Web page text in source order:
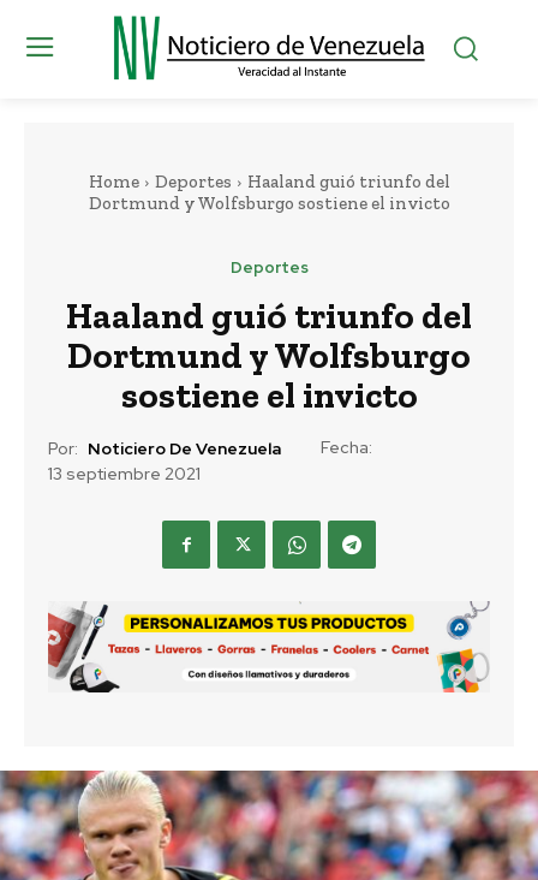
Home Deportes
Haaland guió triunfo del
Dortmund y Wolfsburgo sostiene el invicto
Deportes
Haaland guió triunfo del
Dortmund y Wolfsburgo
sostiene el invicto
Por: Noticiero De Venezuela
Fecha:
13 septiembre 2021